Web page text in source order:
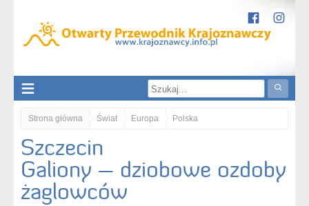
Strona główna Świat Europa Polska
zachodniopomorskie
Szczecin. Galiony – dziobowe ozdoby żaglowców
Szczecin
Galiony – dziobowe ozdoby
żaglowców